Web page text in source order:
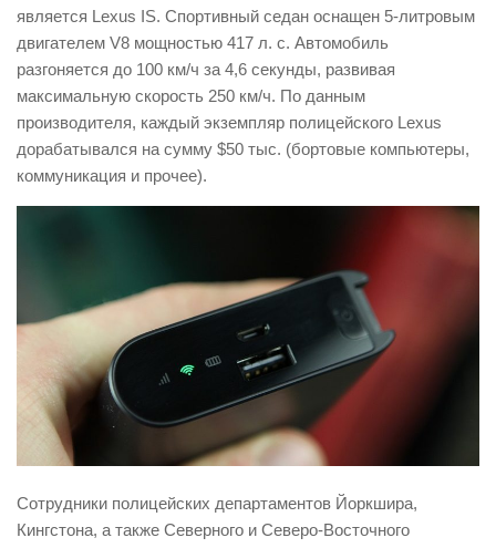
является Lexus IS. Спортивный седан оснащен 5-литровым
двигателем V8 мощностью 417 л. с. Автомобиль
разгоняется до 100 км/ч за 4,6 секунды, развивая
максимальную скорость 250 км/ч. По данным
производителя, каждый экземпляр полицейского Lexus
дорабатывался на сумму $50 тыс. (бортовые компьютеры,
коммуникация и прочее).
Сотрудники полицейских департаментов Йоркшира,
Кингстона, а также Северного и Северо-Восточного